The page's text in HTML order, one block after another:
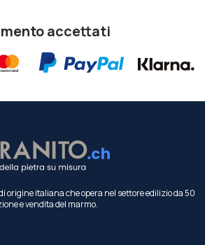
accettati
origine italiana che opera nel settore edilizio da 50
e vendita del marmo.